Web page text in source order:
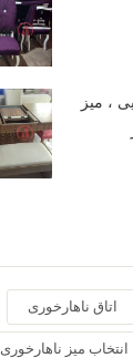
، میز
اتاق ناهارخوری
انتخاب میز ناهارخوری